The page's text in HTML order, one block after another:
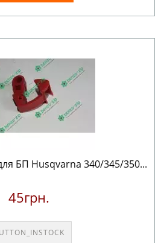
БП Husqvarna 340/345/350...
45грн.